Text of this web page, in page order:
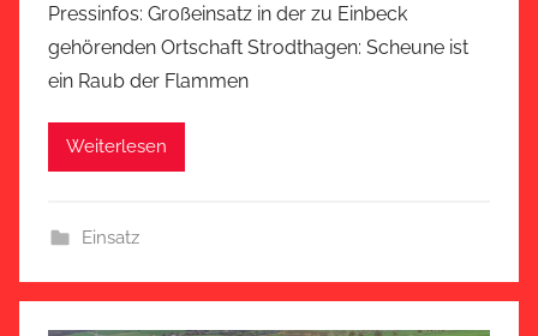
Pressinfos: Großeinsatz in der zu Einbeck
gehörenden Ortschaft Strodthagen: Scheune ist
ein Raub der Flammen
Weiterlesen
Einsatz